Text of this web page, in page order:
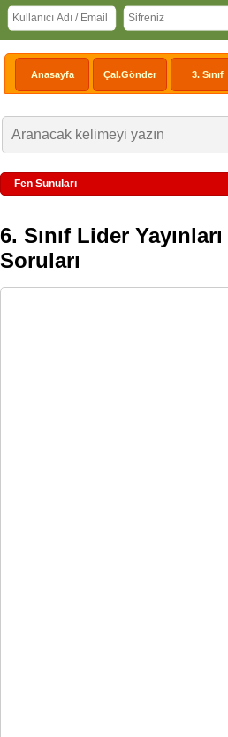
Anasayfa Çal.Gönder 3. Sınıf
Fen Sunuları
6. Sınıf Lider
Soruları